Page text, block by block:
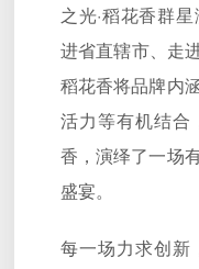
之光·稻花香群
进省直辖市、走
稻花香将品牌内
活力等有机结合
香，演绎了一场
盛宴。
每一场力求创新